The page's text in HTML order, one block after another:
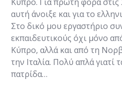
αυτή άνοιξε και για το
Στο δικό μου εργαστήριο
εκπαιδευτικούς όχι μόνο
Κύπρο, αλλά και από τη
την Ιταλία. Πολύ απλά γιατί
πατρίδα…